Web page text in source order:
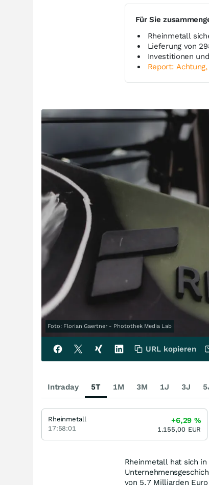
Für Sie
Rheinmetall
Lieferung von
Investitionen
Report:
Foto: Florian Gaertner - Photothek Media Lab
Rheinmetall hat sich
von 5,7 Milliarden
URL kopieren
Intraday 5T 1M 3M 1J 3J
Rheinmetall
17:58:01
+6,29 %
1.155,00 EUR